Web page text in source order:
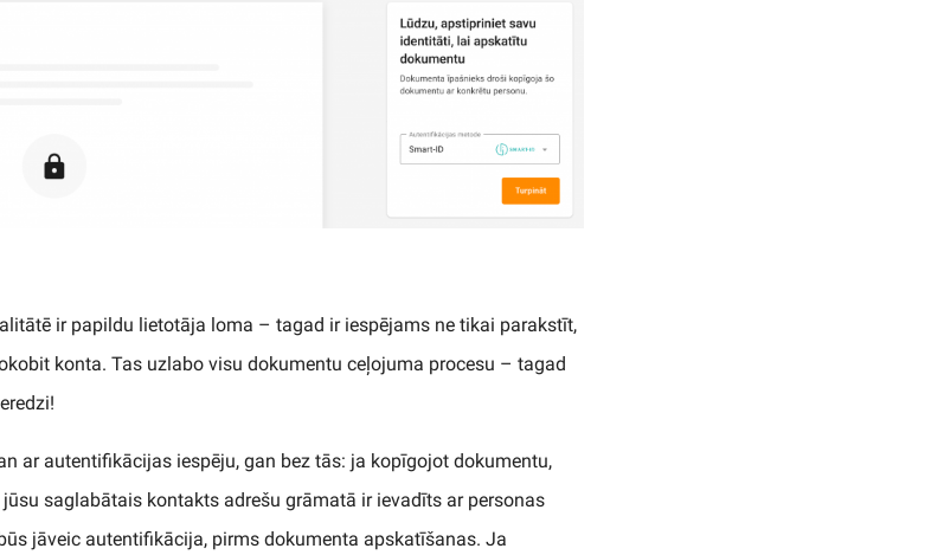
ir papildu lietotāja loma – tagad ir iespējams ne tikai parakstīt,
konta. Tas uzlabo visu dokumentu ceļojuma procesu – tagad
ar autentifikācijas iespēju, gan bez tās: ja kopīgojot dokumentu,
saglabātais kontakts adrešu grāmatā ir ievadīts ar personas
jāveic autentifikācija, pirms dokumenta apskatīšanas. Ja